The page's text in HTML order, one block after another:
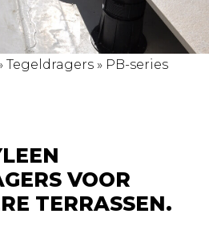
Tegeldragers » PB-series
VOOR
TERRASSEN.